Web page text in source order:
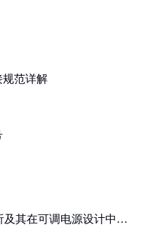
规范详解
及其在可调电源设计中的